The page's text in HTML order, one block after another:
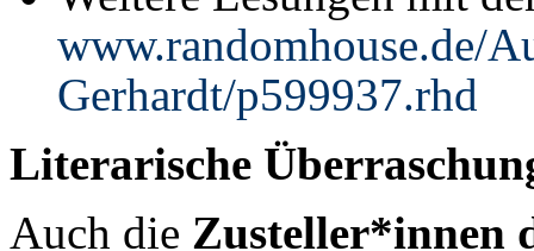
www.randomhouse.de/
Gerhardt/p599937.rhd
Literarische
Auch die Zusteller*innen